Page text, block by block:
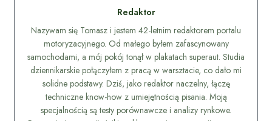
Redaktor
Nazywam się Tomasz i jestem 42-letnim redaktorem portalu
motoryzacyjnego. Od małego byłem zafascynowany
samochodami, a mój pokój tonął w plakatach superaut. Studia
dziennikarskie połączyłem z pracą w warsztacie, co dało mi
solidne podstawy. Dziś, jako redaktor naczelny, łączę
techniczne know-how z umiejętnością pisania. Moją
specjalnością są testy porównawcze i analizy rynkowe.